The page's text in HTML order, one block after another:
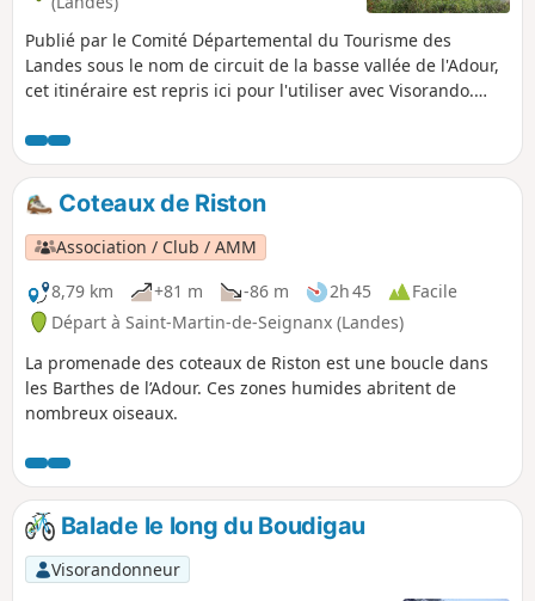
Publié par le Comité Départemental du Tourisme des
Landes sous le nom de circuit de la basse vallée de l'Adour,
cet itinéraire est repris ici pour l'utiliser avec Visorando.
vue sur le fleuve Adour. Paysage vallonné, où se côtoient
prairies, champs de maïs, vergers de kiwis. Certains
trouveront cela trop routier mais on a le droit de marcher
sur des routes lorsqu'elle ne sont pas trop passantes.
Coteaux de Riston
Association / Club / AMM
8,79 km
+81 m -86 m 2h 45
Facile
Départ à Saint-Martin-de-Seignanx (Landes)
La promenade des coteaux de Riston est une boucle dans
les Barthes de l’Adour. Ces zones humides abritent de
nombreux oiseaux.
Balade le long du Boudigau
Visorandonneur